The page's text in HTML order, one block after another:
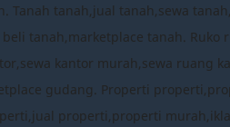
Tanah tanah,jual tanah,sewa
tanah,marketplace tanah.
kantor murah,sewa ruang
gudang. Properti
properti,properti